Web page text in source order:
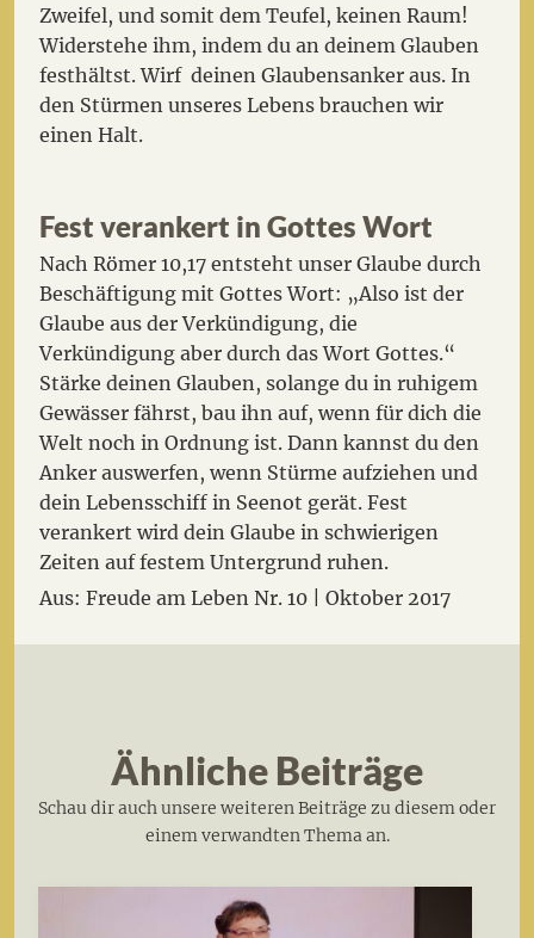
Zweifel, und somit dem Teufel, keinen Raum!
Widerstehe ihm, indem du an deinem Glauben
festhältst. Wirf deinen Glaubensanker aus. In
den Stürmen unseres Lebens brauchen wir
einen Halt.
Fest verankert in Gottes Wort
Nach Römer 10,17 entsteht unser Glaube durch
Beschäftigung mit Gottes Wort: „Also ist der
Glaube aus der Verkündigung, die
Verkündigung aber durch das Wort Gottes.“
Stärke deinen Glauben, solange du in ruhigem
Gewässer fährst, bau ihn auf, wenn für dich die
Welt noch in Ordnung ist. Dann kannst du den
Anker auswerfen, wenn Stürme aufziehen und
dein Lebensschiff in Seenot gerät. Fest
verankert wird dein Glaube in schwierigen
Zeiten auf festem Untergrund ruhen.
Aus: Freude am Leben Nr. 10 | Oktober 2017
Ähnliche Beiträge
Schau dir auch unsere weiteren Beiträge zu diesem oder
einem verwandten Thema an.